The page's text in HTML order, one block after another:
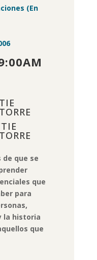
(En
de que se
que
para
la historia
que